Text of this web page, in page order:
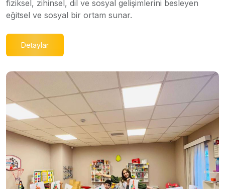
fiziksel, zihinsel, dil ve sosyal gelişimlerini besleyen
eğitsel ve sosyal bir ortam sunar.
Detaylar